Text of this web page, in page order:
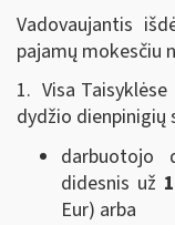
Vadovaujantis
pajamų mokesčiu
1. Visa
dydžio dienpinigių
darbuotojo
didesnis už
Eur) arba